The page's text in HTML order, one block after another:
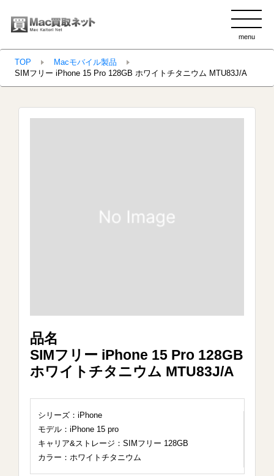
menu
TOP
Macモバイル製品
SIMフリー iPhone 15 Pro 128GB ホワイトチタニウム MTU83J/A
品名
SIMフリー iPhone 15 Pro 128GB
ホワイトチタニウム MTU83J/A
シリーズ：iPhone
モデル：iPhone 15 pro
キャリア&ストレージ：SIMフリー 128GB
カラー：ホワイトチタニウム